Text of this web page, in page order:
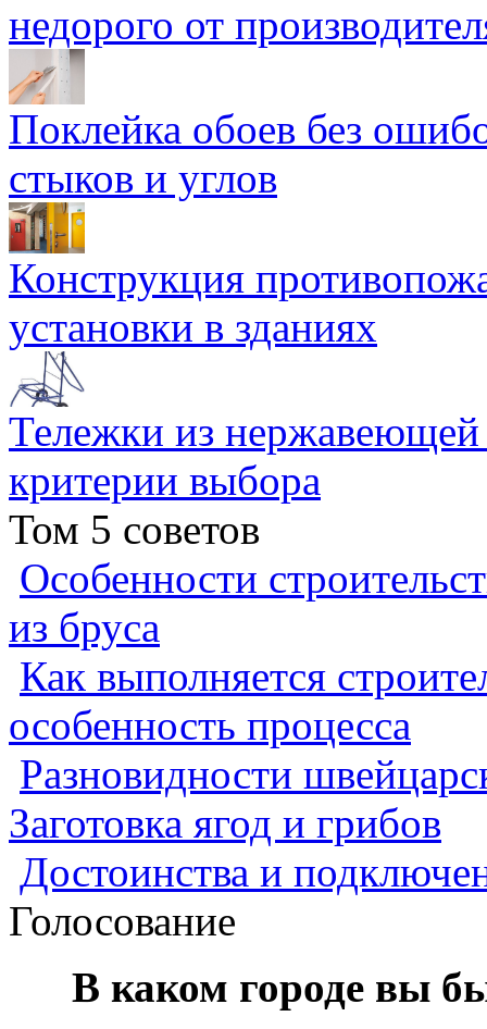
недорого от
Поклейка обоев без
стыков и углов
Конструкция
установки в зданиях
Тележки из
критерии выбора
Том 5 советов
Особенности
из бруса
Как выполняется
особенность процесса
Разновидности
Заготовка ягод и грибов
Достоинства и
Голосование
В каком городе вы